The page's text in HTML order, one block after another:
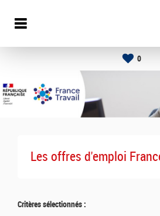
0
Les offres d'emploi
Critères sélectionnés :